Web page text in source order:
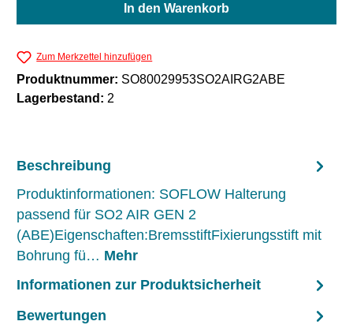
In den Warenkorb
Zum Merkzettel hinzufügen
Produktnummer: SO80029953SO2AIRG2ABE
Lagerbestand: 2
Beschreibung
Produktinformationen: SOFLOW Halterung
passend für SO2 AIR GEN 2
(ABE)Eigenschaften:BremsstiftFixierungsstift mit
Bohrung fü… Mehr
Informationen zur Produktsicherheit
Bewertungen